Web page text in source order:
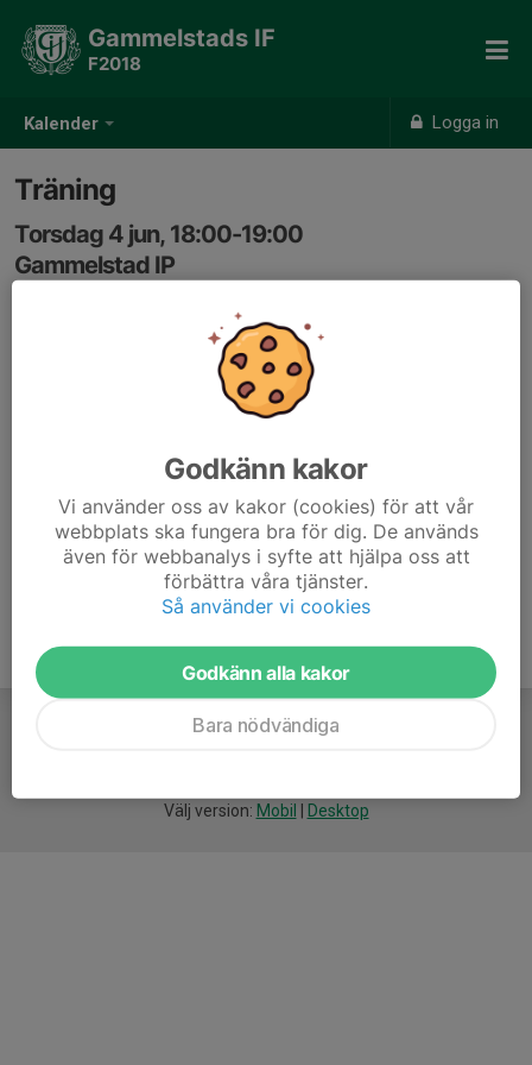
Kalender Logga in
Gammelstads IF
F2018
Träning
Torsdag 4 jun, 18:00-19:00
Gammelstad IP
Välj version: Mobil Desktop
Godkänn kakor
Vi använder oss av kakor (cookies) för att vår
webbplats ska fungera bra för dig. De används
även för webbanalys i syfte att hjälpa oss att
förbättra våra tjänster.
Så använder vi cookies
Godkänn alla kakor
Bara nödvändiga